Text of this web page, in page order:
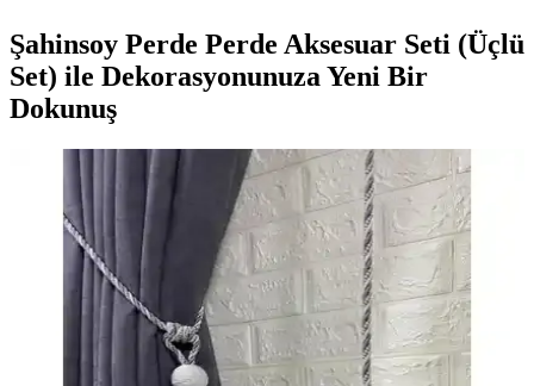
Şahinsoy Perde Perde Aksesuar Seti (Üçlü
Set) ile Dekorasyonunuza Yeni Bir
Dokunuş